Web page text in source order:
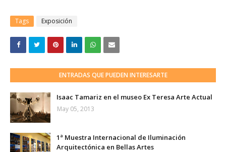
Tags Exposición
ENTRADAS QUE PUEDEN INTERESARTE
Isaac Tamariz en el museo Ex Teresa Arte Actual
May 05, 2013
1ª Muestra Internacional de Iluminación
Arquitectónica en Bellas Artes